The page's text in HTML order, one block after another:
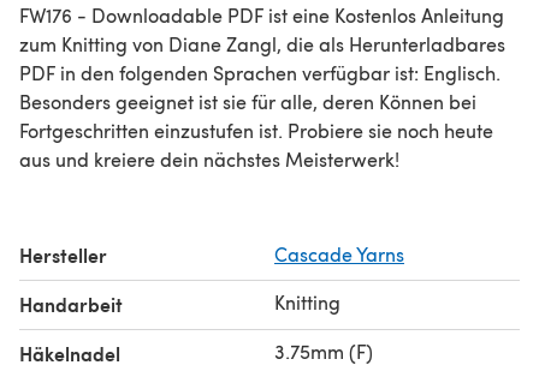
FW176 - Downloadable PDF ist eine Kostenlos Anleitung
zum Knitting von Diane Zangl, die als Herunterladbares
PDF in den folgenden Sprachen verfügbar ist: Englisch.
Besonders geeignet ist sie für alle, deren Können bei
Fortgeschritten einzustufen ist. Probiere sie noch heute
aus und kreiere dein nächstes Meisterwerk!
Hersteller Cascade Yarns
Handarbeit Knitting
Häkelnadel 3.75mm (F)